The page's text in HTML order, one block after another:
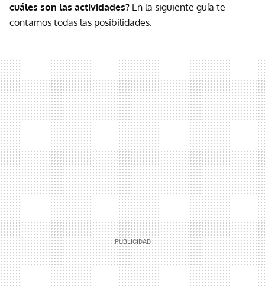
cuáles son las actividades? En la siguiente guía te
contamos todas las posibilidades.